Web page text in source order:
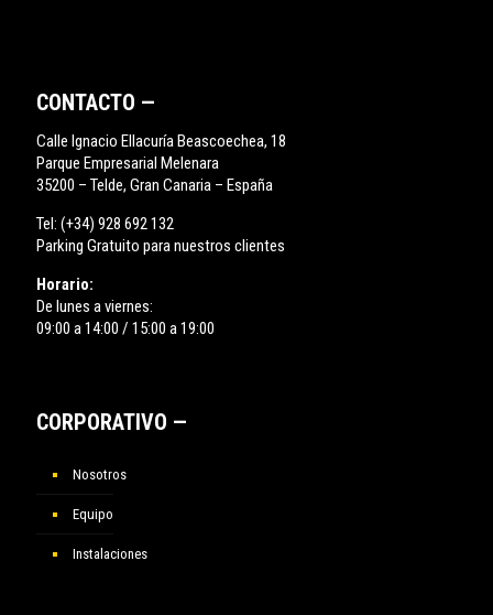
CONTACTO —
Calle Ignacio Ellacuría Beascoechea, 18
Parque Empresarial Melenara
35200 – Telde, Gran Canaria – España
Tel: (+34) 928 692 132
Parking Gratuito para nuestros clientes
Horario:
De lunes a viernes:
09:00 a 14:00 / 15:00 a 19:00
CORPORATIVO —
Nosotros
Equipo
Instalaciones